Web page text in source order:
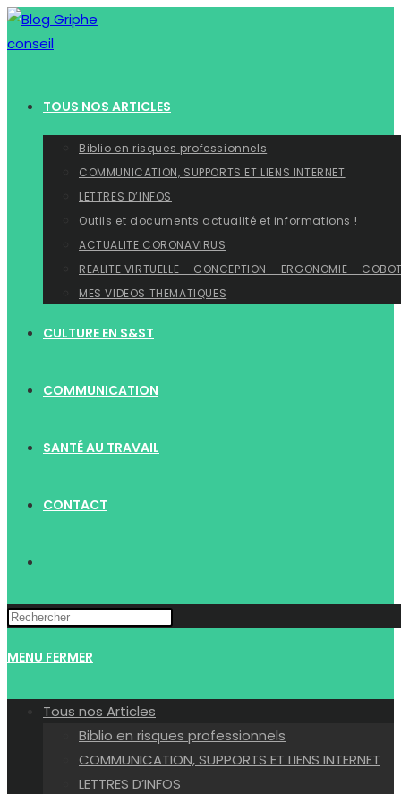
Skip
to
TOUS NOS ARTICLES
Biblio en risques professionnels
COMMUNICATION, SUPPORTS ET LIENS INTERNET
LETTRES D’INFOS
Outils et documents actualité et informations !
ACTUALITE CORONAVIRUS
REALITE VIRTUELLE – CONCEPTION – ERGONOMIE –
MES VIDEOS THEMATIQUES
CULTURE EN S&ST
COMMUNICATION
SANTÉ AU TRAVAIL
CONTACT
WEBSITE
MENU FERMER
Tous nos Articles
Biblio en risques professionnels
COMMUNICATION, SUPPORTS ET LIENS INTERNET
LETTRES D’INFOS